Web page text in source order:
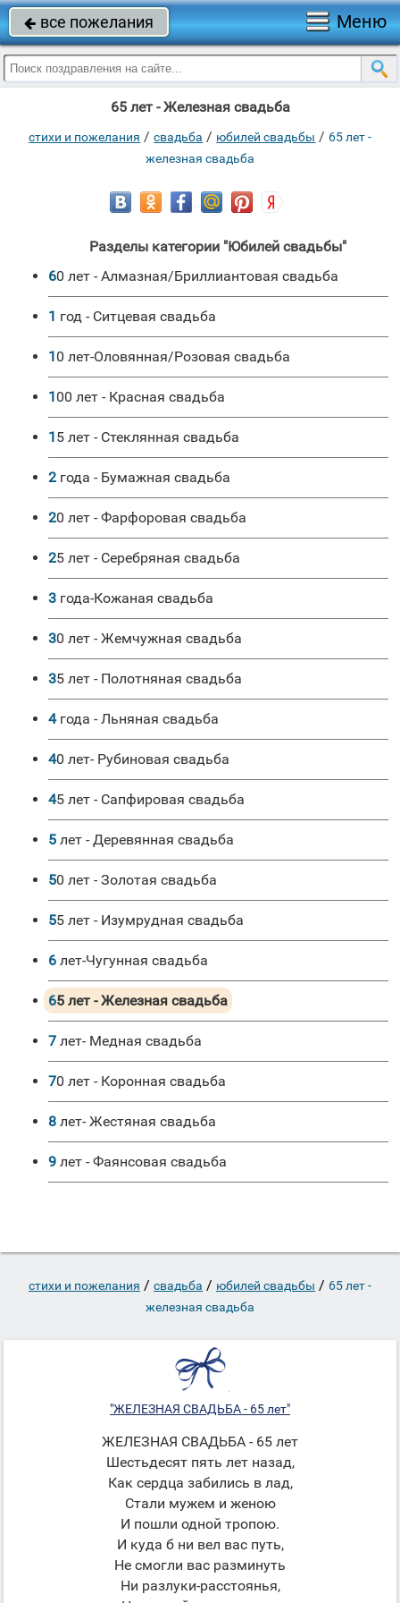
 все пожелания Меню
65 лет - Железная свадьба
стихи и пожелания /свадьба / юбилей свадьбы / 65 лет -
железная свадьба
Разделы категории "Юбилей свадьбы"
60 лет - Алмазная/Бриллиантовая свадьба
1 год - Ситцевая свадьба
10 лет-Оловянная/Розовая свадьба
100 лет - Красная свадьба
15 лет - Стеклянная свадьба
2 года - Бумажная свадьба
20 лет - Фарфоровая свадьба
25 лет - Серебряная свадьба
3 года-Кожаная свадьба
30 лет - Жемчужная свадьба
35 лет - Полотняная свадьба
4 года - Льняная свадьба
40 лет- Рубиновая свадьба
45 лет - Сапфировая свадьба
5 лет - Деревянная свадьба
50 лет - Золотая свадьба
55 лет - Изумрудная свадьба
6 лет-Чугунная свадьба
65 лет - Железная свадьба
7 лет- Медная свадьба
70 лет - Коронная свадьба
8 лет- Жестяная свадьба
9 лет - Фаянсовая свадьба
стихи и пожелания / свадьба / юбилей свадьбы / 65 лет -
железная свадьба
"ЖЕЛЕЗНАЯ СВАДЬБА - 65 лет"
ЖЕЛЕЗНАЯ СВАДЬБА - 65 лет
Шестьдесят пять лет назад,
Как сердца забились в лад,
Стали мужем и женою
И пошли одной тропою.
И куда б ни вел вас путь,
Не смогли вас разминуть
Ни разлуки-расстоянья,